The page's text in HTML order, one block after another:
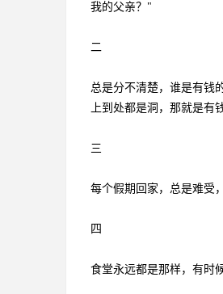
我的父亲？"
二
总是分不清楚，谁是有钱
上到处都是洞，那就是有
三
每个假期回家，总是难受
四
食堂永远都是那样，有时